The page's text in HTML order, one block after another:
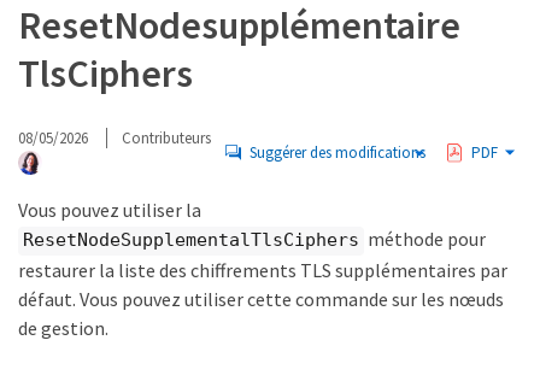
ResetNodesupplémentaire
TlsCiphers
08/05/2026 Contributeurs
Suggérer des modifications PDF
Vous pouvez utiliser la
ResetNodeSupplementalTlsCiphers méthode pour
restaurer la liste des chiffrements TLS supplémentaires par
défaut. Vous pouvez utiliser cette commande sur les nœuds
de gestion.